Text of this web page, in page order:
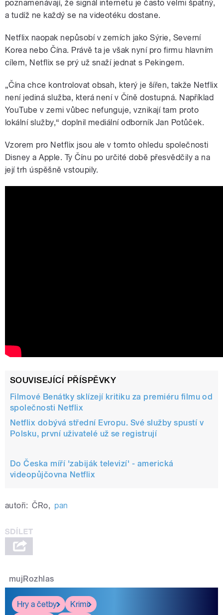
poznamenávají, že signál internetu je často velmi špatný,
a tudíž ne každý se na videotéku dostane.
Netflix naopak nepůsobí v zemích jako Sýrie, Severní
Korea nebo Čína. Právě ta je však nyní pro firmu hlavním
cílem, Netflix se prý už snaží jednat s Pekingem.
„Čína chce kontrolovat obsah, který je šířen, takže Netflix
není jediná služba, která není v Číně dostupná. Například
YouTube v zemi vůbec nefunguje, vznikají tam proto
lokální služby,“ doplnil mediální odborník Jan Potůček.
Vzorem pro Netflix jsou ale v tomto ohledu společnosti
Disney a Apple. Ty Čínu po určité době přesvědčily a na
její trh úspěšně vstoupily.
SOUVISEJÍCÍ PŘÍSPĚVKY
Filmové Benátky sklízejí kritiku za premiéru filmu od
společnosti Netflix
Netflix dobývá střední Evropu. Své služby spustí v
Polsku, první uživatelé už se registrují
Do Česka míří 'zabiják televizí' - americká
videopůjčovna Netflix
autoři: ČRo, pan
mujRozhlas
Hry a četby
Krimi